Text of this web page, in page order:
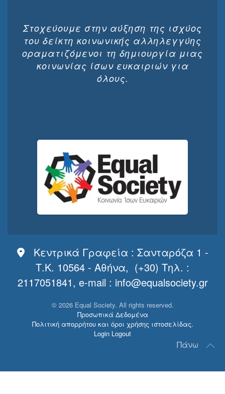
Στοχεύουμε στην αύξηση της ισχύος
του δείκτη κοινωνικής αλληλεγγύης
οραματιζόμενοι τη δημιουργία μιας
κοινωνίας ίσων ευκαιριών για
όλους.
Κεντρικά Γραφεία : Σανταρόζα 1 -
Τ.Κ. 10564 - Αθήνα, (+30) Τηλ. :
2117051841, e-mail : info@equalsociety.gr
© 2026Equal Society. All rights reserved.
Προσωπικά Δεδομένα
Πολιτική απορρήτου και όροι χρήσης ιστοσελίδας.
Login Logout
Πάνω